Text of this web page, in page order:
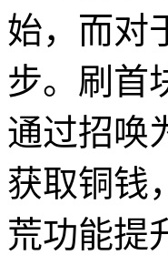
始，而对
步。刷首
通过招唤
获取铜钱
荒功能提